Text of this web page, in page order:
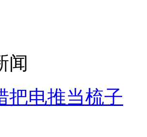
闻
把电推当梳子